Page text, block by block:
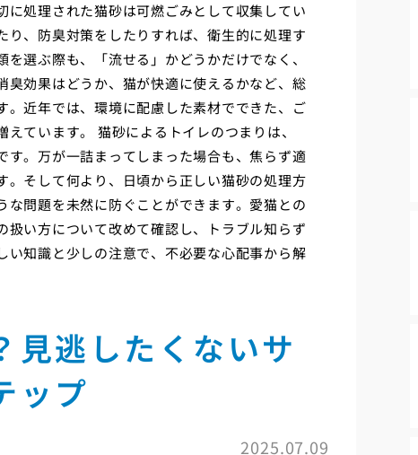
に処理された猫砂は可燃ごみとして収集してい
り、防臭対策をしたりすれば、衛生的に処理す
選ぶ際も、「流せる」かどうかだけでなく、
臭効果はどうか、猫が快適に使えるかなど、総
。近年では、環境に配慮した素材でできた、ご
ています。 猫砂によるトイレのつまりは、
す。万が一詰まってしまった場合も、焦らず適
。そして何より、日頃から正しい猫砂の処理方
な問題を未然に防ぐことができます。愛猫との
扱い方について改めて確認し、トラブル知らず
い知識と少しの注意で、不必要な心配事から解
見逃したくないサ
ップ
2025.07.09